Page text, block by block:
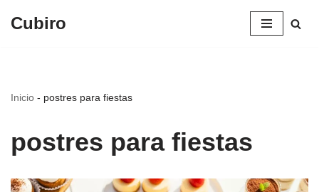
Cubiro
Inicio - postres para fiestas
postres para fiestas